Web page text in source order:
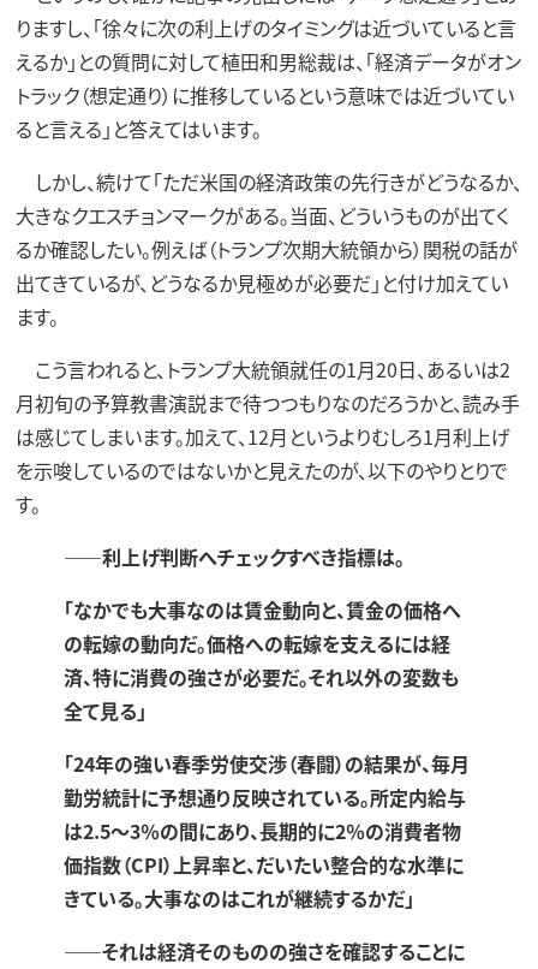
りますし、「徐々に次の利上げのタイミングは近づいていると言
えるか」との質問に対して植田和男総裁は、「経済データがオン
トラック（想定通り）に推移しているという意味では近づいてい
ると言える」と答えてはいます。
しかし、続けて「ただ米国の経済政策の先行きがどうなるか、
大きなクエスチョンマークがある。当面、どういうものが出てく
るか確認したい。例えば（トランプ次期大統領から）関税の話が
出てきているが、どうなるか見極めが必要だ」と付け加えてい
ます。
こう言われると、トランプ大統領就任の1月20日、あるいは2
月初旬の予算教書演説まで待つつもりなのだろうかと、読み手
は感じてしまいます。加えて、12月というよりむしろ1月利上げ
を示唆しているのではないかと見えたのが、以下のやりとりで
す。
――利上げ判断へチェックすべき指標は。
「なかでも大事なのは賃金動向と、賃金の価格へ
の転嫁の動向だ。価格への転嫁を支えるには経
済、特に消費の強さが必要だ。それ以外の変数も
全て見る」
「24年の強い春季労使交渉（春闘）の結果が、毎月
勤労統計に予想通り反映されている。所定内給与
は2.5〜3％の間にあり、長期的に2％の消費者物
価指数（CPI）上昇率と、だいたい整合的な水準に
きている。大事なのはこれが継続するかだ」
――それは経済そのものの強さを確認することに